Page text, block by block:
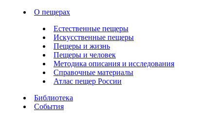
О пещерах
Естественные пещеры
Искусственные пещеры
Пещеры и жизнь
Пещеры и человек
Методика описания и исследования
Справочные материалы
Атлас пещер России
Библиотека
События